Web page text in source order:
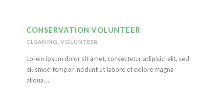
CONSERVATION VOLUNTEER
CLEANING VOLUNTEER
Lorem ipsum dolor sit amet, consectetur adipisici elit, sed
eiusmod tempor incidunt ut labore et dolore magna
aliqua....